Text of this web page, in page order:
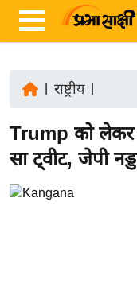
ज़ा
ख
र
राष्ट्रीय|
Trump को लेकर
सा ट्वीट, जेपी